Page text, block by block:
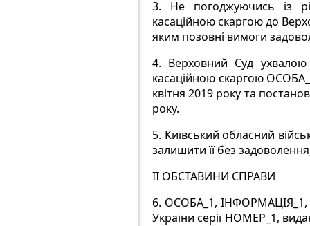
3. Не погоджуючись із
касаційною скаргою до
яким позовні вимоги
4. Верховний Суд
касаційною скаргою
квітня 2019 року та
року.
5. Київський обласний
залишити її без
II ОБСТАВИНИ СПРАВИ
6. ОСОБА_1, ІНФОРМАЦІЯ_1,
України серії НОМЕР_1,